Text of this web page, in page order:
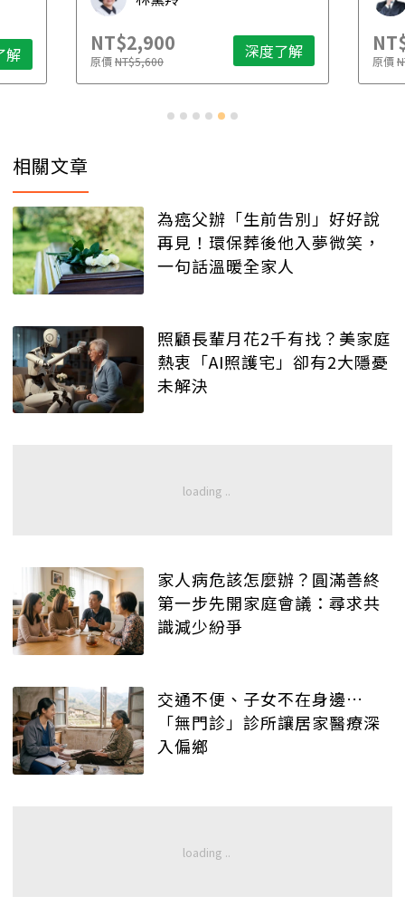
解 NT$2,900
原價NT$5,600 深度了解 原價
相關文章
為癌父辦「生前告別」好好說
再見！環保葬後他入夢微笑，
一句話溫暖全家人
照顧長輩月花2千有找？美家庭
熱衷「AI照護宅」卻有2大隱憂
未解決
家人病危該怎麼辦？圓滿善終
第一步先開家庭會議：尋求共
識減少紛爭
交通不便、子女不在身邊…
「無門診」診所讓居家醫療深
入偏鄉